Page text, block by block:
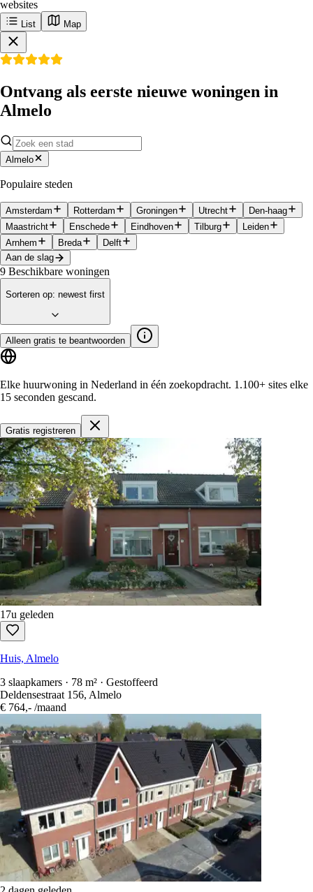
websites
List Map
Ontvang als eerste nieuwe woningen in
Almelo
Almelo
Populaire steden
Amsterdam Rotterdam Groningen Utrecht
Den-haag
Maastricht
Enschede Eindhoven Tilburg
Leiden
Arnhem
Breda
Delft
Aan de slag
9 Beschikbare woningen
Sorteren op: newest first
Alleen gratis te beantwoorden
Elke huurwoning in Nederland in één zoekopdracht. 1.100+ sites elke
15 seconden gescand.
Gratis registreren
17u geleden
Huis, Almelo
3 slaapkamers · 78 m² · Gestoffeerd
Deldensestraat 156, Almelo
€ 764,- /maand